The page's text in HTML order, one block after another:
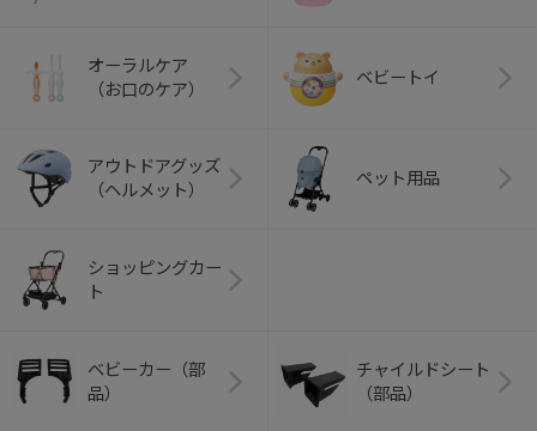
オーラルケア
（お口のケア）
ベビートイ
アウトドアグッズ
（ヘルメット）
ペット用品
ショッピングカー
ト
ベビーカー（部
品）
チャイルドシート
（部品）